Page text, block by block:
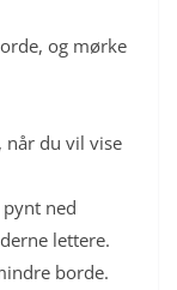
og mørke
når du vil vise
pynt ned
lettere.
borde.